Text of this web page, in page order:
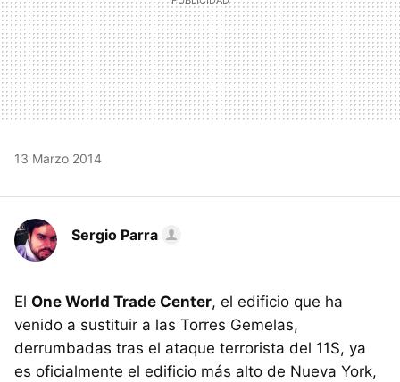
13 Marzo 2014
Sergio Parra
El One World Trade Center, el edificio que ha
venido a sustituir a las Torres Gemelas,
derrumbadas tras el ataque terrorista del 11S, ya
es oficialmente el edificio más alto de Nueva York,